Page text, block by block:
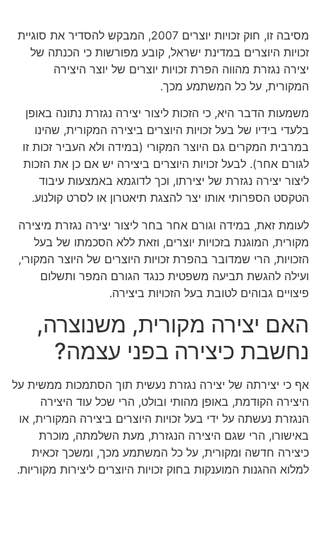
מסיבה זו, חוק זכויות יוצרים 2007, המבקש להסדיר את סוגיית
זכויות היוצרים במדינת ישראל, קובע מפורשות כי הכנתה של
יצירה נגזרת מהווה הפרת זכויות יוצרים של יוצר היצירה
המקורית, על כל המשתמע מכך.
משמעות הדבר היא, כי הזכות ליצור יצירה נגזרת נתונה באופן
בלעדי בידיו של בעל זכויות היוצרים ביצירה המקורית, שהינו
במרבית המקרים גם היוצר המקורי (במידה ולא העביר זכות זו
לגורם אחר). לבעל זכויות היוצרים ביצירה יש אם כן את הזכות
ליצור יצירה נגזרת של יצירתו, וכך לדוגמא באמצעות עיבוד
הטקסט הספרותי אותו יצר להצגת תיאטרון או לסרט קולנוע.
לעומת זאת, במידה וגורם אחר בחר ליצור יצירה נגזרת מיצירה
מקורית, המוגנת בזכויות יוצרים, וזאת ללא הסכמתו של בעל
הזכויות, הרי שמדובר בהפרת זכויות היוצרים של היוצר המקורי,
ועילה להגשת תביעה משפטית כנגד הגורם המפר ותשלום
פיצויים גבוהים לטובת בעל הזכויות ביצירה.
האם יצירה מקורית, משנוצרה,
נחשבת כיצירה בפני עצמה?
אף כי יצירתה של יצירה נגזרת נעשית תוך הסתמכות ממשית על
היצירה הקודמת, באופן מהותי ובולט, הרי שכל עוד היצירה
הנגזרת נעשתה על ידי בעל זכויות היוצרים ביצירה המקורית, או
באישורו, הרי שגם היצירה הנגזרת, מעת השלמתה, מוכרת
כיצירה חדשה ומקורית, על כל המשתמע מכך, ומשכך זכאית
למלוא ההגנות המוענקות בחוק זכויות היוצרים ליצירות מקוריות.